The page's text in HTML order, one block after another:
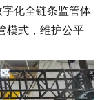
化全链条监管体
模式，维护公平